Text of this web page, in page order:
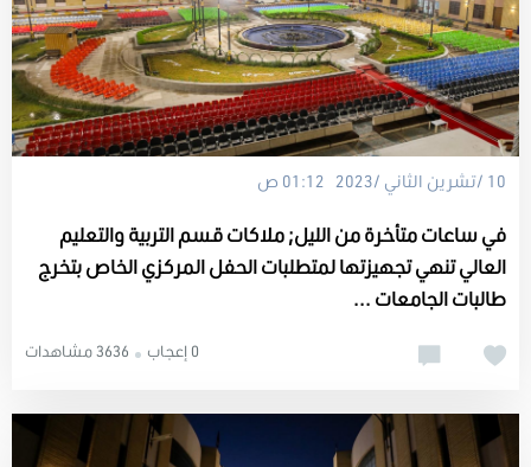
10 /تشرين الثاني /2023 01:12 ص
في ساعات متأخرة من الليل; ملاكات قسم التربية والتعليم
العالي تنهي تجهيزتها لمتطلبات الحفل المركزي الخاص بتخرج
طالبات الجامعات ...
3636 مشاهدات 0 إعجاب